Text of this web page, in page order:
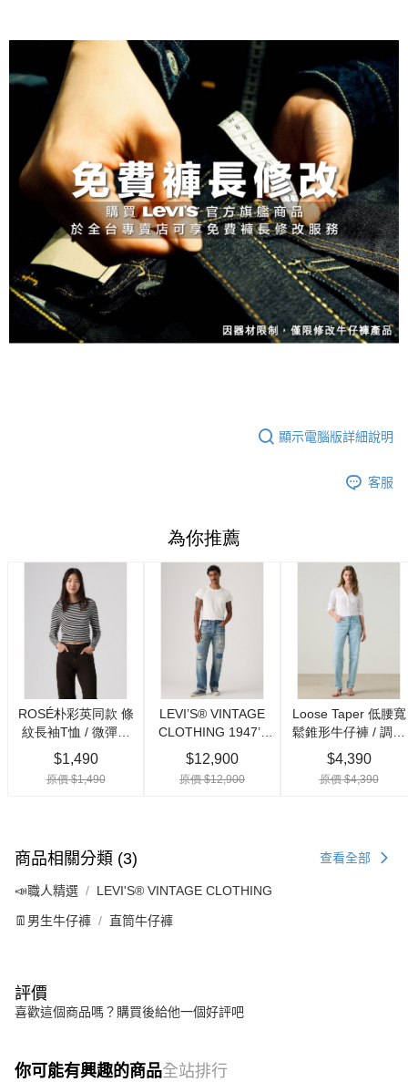
顯示電腦版詳細說明
客服
商品相關分類 (3) 查看全部
📣職人精選 LEVI'S® VINTAGE CLOTHING
👖男生牛仔褲 直筒牛仔褲
評價
喜歡這個商品嗎？購買後給他一個好評吧
你可能有興趣的商品全站排行